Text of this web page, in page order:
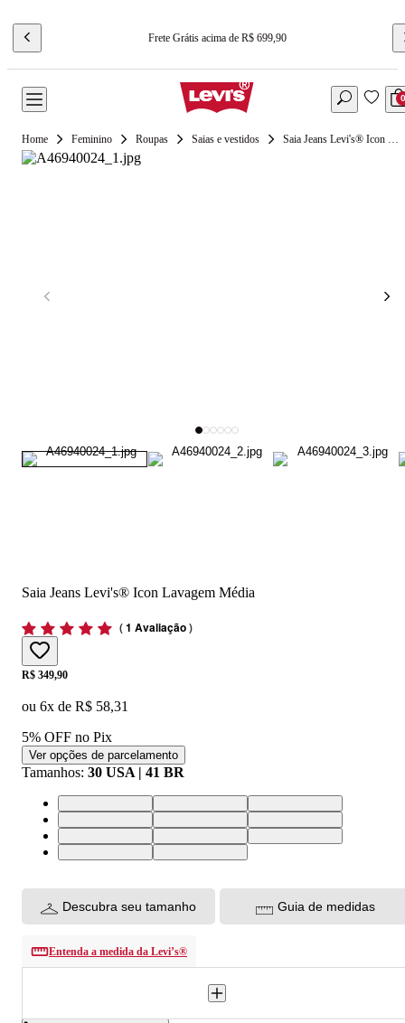
Frete Grátis acima de R$ 699,90
0
Feminino Roupas Saias e vestidos Saia Jeans Levi's® Icon Lavagem Média
Saia Jeans Levi's® Icon Lavagem Média
(1 Avaliação)
Price:
R$ 349,90
ou 6x de R$ 58,31
5% OFF no Pix
Ver opções de parcelamento
Tamanhos: 30 USA | 41 BR
Descubra seu tamanho Guia de medidas
Entenda a medida da Levi’s®